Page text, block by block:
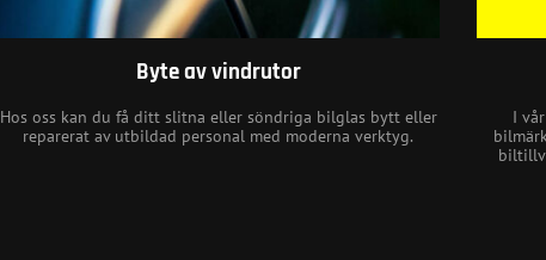
Byte av vindrutor
Hos oss kan du få ditt slitna eller söndriga bilglas bytt eller
reparerat av utbildad personal med moderna verktyg.
I